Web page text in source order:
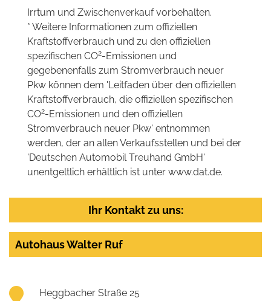
Irrtum und Zwischenverkauf vorbehalten.
* Weitere Informationen zum offiziellen
Kraftstoffverbrauch und zu den offiziellen
spezifischen CO2-Emissionen und
gegebenenfalls zum Stromverbrauch neuer
Pkw können dem 'Leitfaden über den offiziellen
Kraftstoffverbrauch, die offiziellen spezifischen
CO2-Emissionen und den offiziellen
Stromverbrauch neuer Pkw' entnommen
werden, der an allen Verkaufsstellen und bei der
'Deutschen Automobil Treuhand GmbH'
unentgeltlich erhältlich ist unter www.dat.de.
Ihr Kontakt zu uns:
Autohaus Walter Ruf
Heggbacher Straße 25